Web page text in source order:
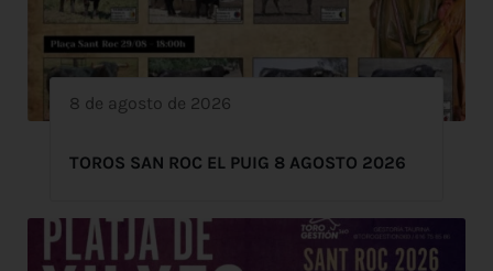
8 de agosto de 2026
TOROS SAN ROC EL PUIG 8 AGOSTO 2026